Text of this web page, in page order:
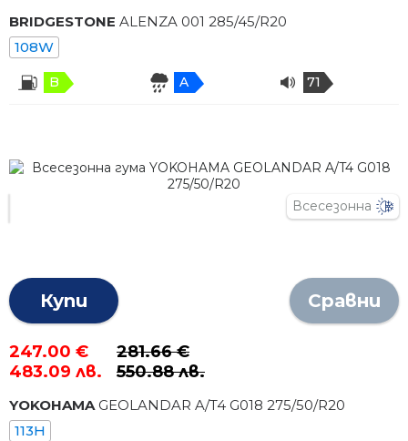
BRIDGESTONE ALENZA 001 285/45/R20
108W
B A 71
Всесезонна
Купи Сравни
247.00 €
483.09 лв.
281.66 €
550.88 лв.
YOKOHAMA GEOLANDAR A/T4 G018 275/50/R20
113H